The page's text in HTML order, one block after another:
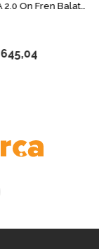
Opel Vectra A 2.0 Ön Fren Balata Takımı DELPHİ